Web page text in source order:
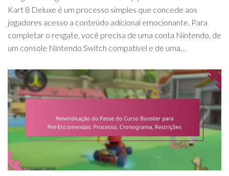
Kart 8 Deluxe é um processo simples que concede aos
jogadores acesso a conteúdo adicional emocionante. Para
completar o resgate, você precisa de uma conta Nintendo, de
um console Nintendo Switch compatível e de uma…